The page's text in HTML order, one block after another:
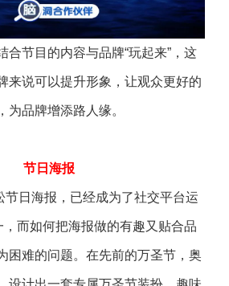
合节目的内容与品牌“玩起来”，这
来说可以提升形象，让观众更好的
为品牌增添路人缘。
节日海报
日海报，已经成为了社交平台运
，而如何把海报做的有趣又贴合品
困难的问题。在先前的万圣节，奥